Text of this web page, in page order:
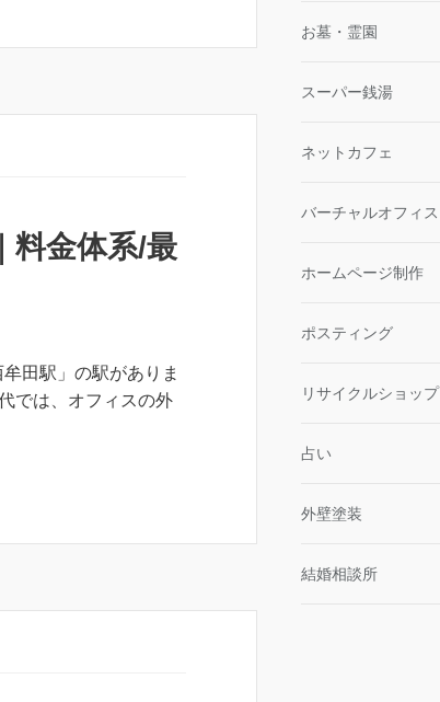
料金体系/最
田駅」の駅がありま
では、オフィスの外
お墓・霊園
スーパー銭湯
ネットカフェ
バーチャルオフィス
ホームページ制作
ポスティング
リサイクルショップ
占い
外壁塗装
結婚相談所